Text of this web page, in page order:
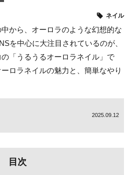
ネイル
から、オーロラのような幻想的な
を中心に大注目されているのが、
「うるうるオーロラネイル」で
ロラネイルの魅力と、簡単なやり
2025.09.12
目次